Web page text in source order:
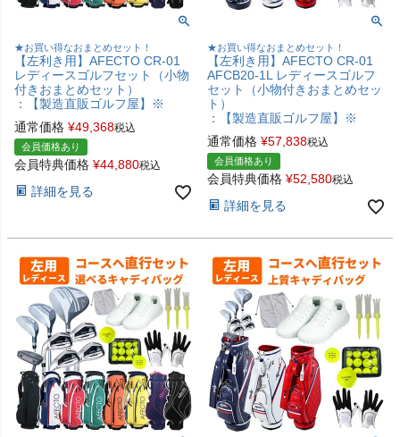
★お買い得なおまとめセット！
【左利き用】AFECTO CR-01
レディースゴルフセット（小物
付きおまとめセット）
：【製造直販ゴルフ屋】※
通常価格 ¥49,368税込
会員価格あり
会員特典価格 ¥44,880税込
詳細を見る
★お買い得なおまとめセット！
【左利き用】AFECTO CR-01
AFCB20-1L レディースゴルフ
セット（小物付きおまとめセッ
ト）
：【製造直販ゴルフ屋】※
通常価格 ¥57,838税込
会員価格あり
会員特典価格 ¥52,580税込
詳細を見る